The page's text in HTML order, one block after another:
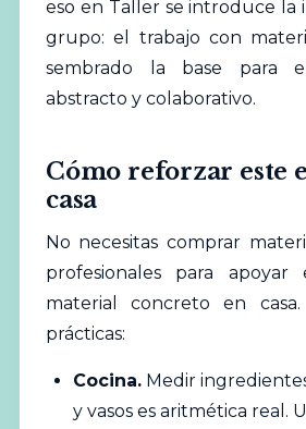
eso en Taller se introduce la
grupo: el trabajo con
sembrado la base para
abstracto y colaborativo.
Cómo reforzar este
casa
No necesitas comprar
profesionales para
material concreto en
prácticas:
Cocina. Medir
y vasos es aritmética real.